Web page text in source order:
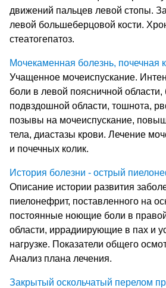
движений пальцев левой стопы.
левой большеберцовой кости.
стеатогепатоз.
Мочекаменная болезнь, почечная
Учащенное мочеиспускание.
боли в левой поясничной
подвздошной области, тошнота,
позывы на мочеиспускание,
тела, диастазы крови. Лечение
и почечных колик.
История болезни - острый
Описание истории развития
пиелонефрит, поставленного на
постоянные ноющие боли в
области, иррадиирующие в пах и
нагрузке. Показатели общего
Анализ плана лечения.
Закрытый оскольчатый перелом